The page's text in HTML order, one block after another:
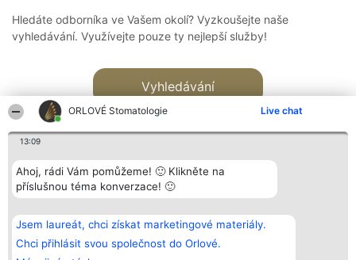
ORLOVÉ Stomatologie Live chat
13:09
Ahoj, rádi Vám pomůžeme! 🙂 Klikněte na
příslušnou téma konverzace! 🙂
Jsem laureát, chci získat marketingové materiály.
Chci přihlásit svou společnost do Orlové.
Hledáte odborníka ve Vašem okolí? Vyzkoušejte naše
vyhledávání. Využívejte pouze ty nejlepší služby!
Vyhledávání
Bright Side Solutions sp. z o.
o. sp. k.
ul. Ruska 22
Wrocław 50-079
Vítězové
Seznam všech
laureátů
Zásady
Kontakt